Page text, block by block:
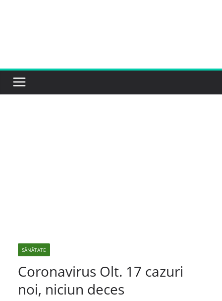
SĂNĂTATE
Coronavirus Olt. 17 cazuri
noi, niciun deces